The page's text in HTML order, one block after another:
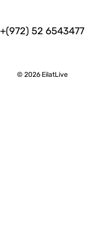
+(972) 52 6543477
© 2026 EilatLive